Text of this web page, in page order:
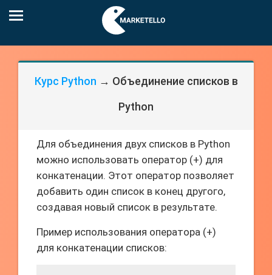
Курс Python → Объединение списков в
Python
Для объединения двух списков в Python
можно использовать оператор (+) для
конкатенации. Этот оператор позволяет
добавить один список в конец другого,
создавая новый список в результате.
Пример использования оператора (+)
для конкатенации списков: